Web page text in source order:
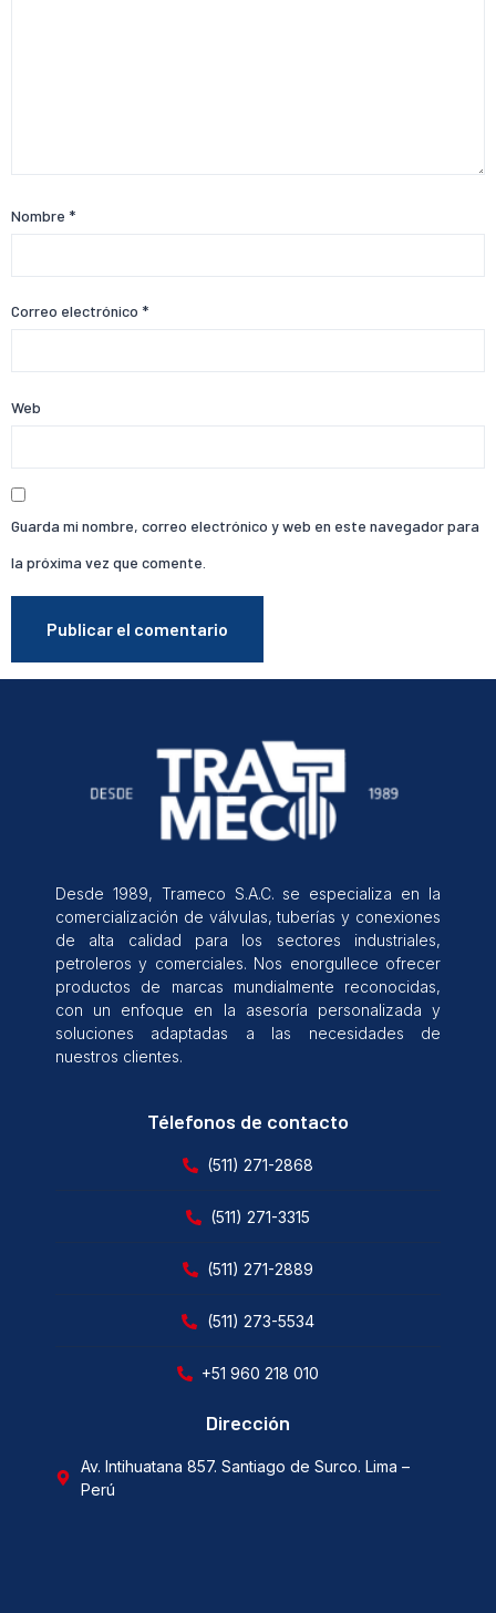
Nombre *
Correo electrónico *
Web
Guarda mi nombre, correo electrónico y web en este navegador para
la próxima vez que comente.
Desde 1989, Trameco S.A.C. se especializa en la
comercialización de válvulas, tuberías y conexiones
de alta calidad para los sectores industriales,
petroleros y comerciales. Nos enorgullece ofrecer
productos de marcas mundialmente reconocidas,
con un enfoque en la asesoría personalizada y
soluciones adaptadas a las necesidades de
nuestros clientes.
Télefonos de contacto
(511) 271-2868
(511) 271-3315
(511) 271-2889
(511) 273-5534
+51 960 218 010
Dirección
Av. Intihuatana 857. Santiago de Surco. Lima –
Perú